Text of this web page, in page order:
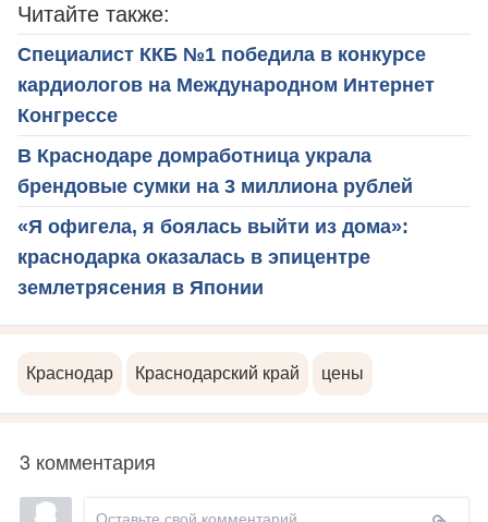
Читайте также:
Специалист ККБ №1 победила в конкурсе
кардиологов на Международном Интернет
Конгрессе
В Краснодаре домработница украла
брендовые сумки на 3 миллиона рублей
«Я офигела, я боялась выйти из дома»:
краснодарка оказалась в эпицентре
землетрясения в Японии
Краснодар Краснодарский край цены
3 комментария